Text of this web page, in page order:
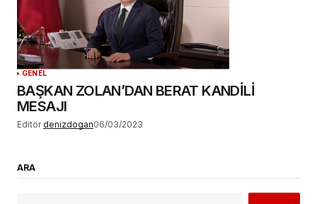
GENEL
BAŞKAN ZOLAN’DAN BERAT KANDİLİ
MESAJI
Editör denizdogan06/03/2023
ARA